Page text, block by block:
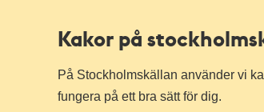
Kakor på
På Stockholmskällan använder vi
fungera på ett bra sätt för dig.